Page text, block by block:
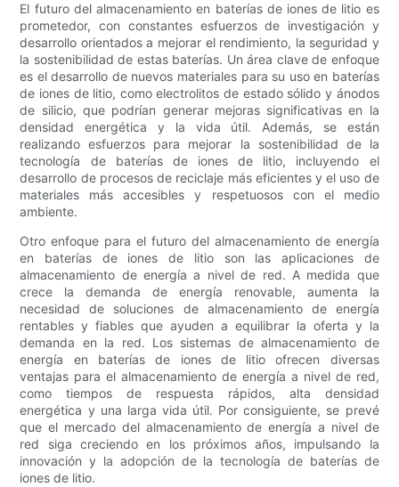
El futuro del almacenamiento en baterías de iones de litio es
prometedor, con constantes esfuerzos de investigación y
desarrollo orientados a mejorar el rendimiento, la seguridad y
la sostenibilidad de estas baterías. Un área clave de enfoque
es el desarrollo de nuevos materiales para su uso en baterías
de iones de litio, como electrolitos de estado sólido y ánodos
de silicio, que podrían generar mejoras significativas en la
densidad energética y la vida útil. Además, se están
realizando esfuerzos para mejorar la sostenibilidad de la
tecnología de baterías de iones de litio, incluyendo el
desarrollo de procesos de reciclaje más eficientes y el uso de
materiales más accesibles y respetuosos con el medio
ambiente.
Otro enfoque para el futuro del almacenamiento de energía
en baterías de iones de litio son las aplicaciones de
almacenamiento de energía a nivel de red. A medida que
crece la demanda de energía renovable, aumenta la
necesidad de soluciones de almacenamiento de energía
rentables y fiables que ayuden a equilibrar la oferta y la
demanda en la red. Los sistemas de almacenamiento de
energía en baterías de iones de litio ofrecen diversas
ventajas para el almacenamiento de energía a nivel de red,
como tiempos de respuesta rápidos, alta densidad
energética y una larga vida útil. Por consiguiente, se prevé
que el mercado del almacenamiento de energía a nivel de
red siga creciendo en los próximos años, impulsando la
innovación y la adopción de la tecnología de baterías de
iones de litio.